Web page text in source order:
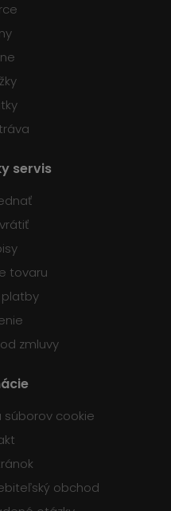
servis
tovaru
zmluvy
súborov cookie
obchod